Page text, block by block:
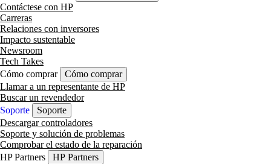
Contáctese con HP
Carreras
Relaciones con inversores
Impacto sustentable
Newsroom
Tech Takes
Cómo comprar
Cómo comprar
Llamar a un representante de HP
Buscar un revendedor
Soporte
Soporte
Descargar controladores
Soporte y solución de problemas
Comprobar el estado de la reparación
HP Partners
HP Partners